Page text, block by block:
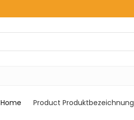
Home Product Produktbezeichnung